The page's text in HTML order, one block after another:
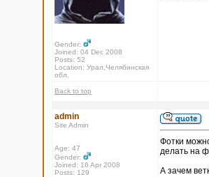
Gender:
Joined: 04 Dec 2008
Posts: 52
Location: Урал,Челябинская
обл.
Back to top
admin
Site Admin
Age: 47
Gender:
Joined: 16 Apr 2008
Posts: 129
Фотки
делать на
А зачем